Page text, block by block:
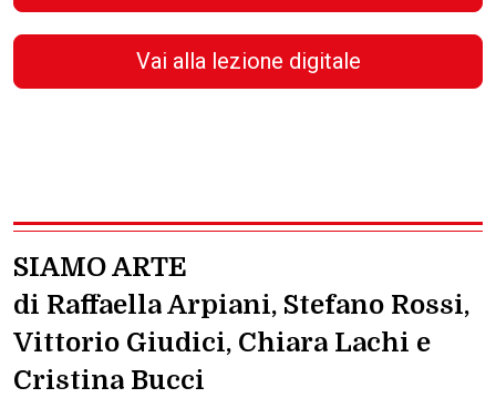
Vai alla lezione digitale
SIAMO ARTE
di Raffaella Arpiani, Stefano Rossi,
Vittorio Giudici, Chiara Lachi e
Cristina Bucci